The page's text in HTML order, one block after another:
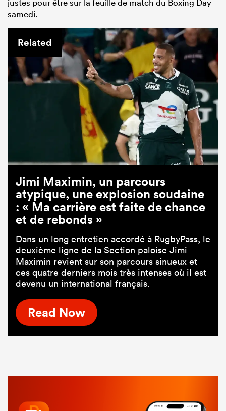
samedi.
Related
Jimi Maximin, un parcours
atypique, une explosion soudaine
: « Ma carrière est faite de chance
et de rebonds »
Dans un long entretien accordé à RugbyPass, le
deuxième ligne de la Section paloise Jimi
Maximin revient sur son parcours sinueux et
ces quatre derniers mois très intenses où il est
devenu un international français.
Read Now